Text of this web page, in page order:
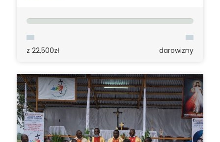
z 22,500zł darowizny